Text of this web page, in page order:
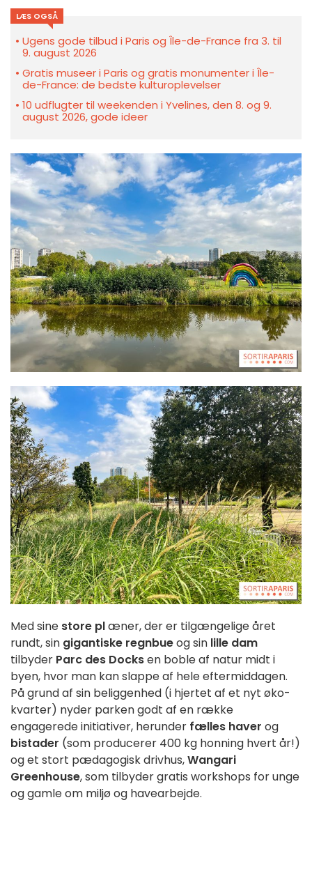
LÆS OGSÅ
Ugens gode tilbud i Paris og Île-de-France fra 3. til
9. august 2026
Gratis museer i Paris og gratis monumenter i Île-
de-France: de bedste kulturoplevelser
10 udflugter til weekenden i Yvelines, den 8. og 9.
august 2026, gode ideer
Med sine store plæner, der er tilgængelige året
rundt, sin gigantiske regnbueog sin lille dam
tilbyder Parc des Docksen boble af natur midt i
byen, hvor man kan slappe af hele eftermiddagen.
På grund af sin beliggenhed (i hjertet af et nyt øko-
kvarter) nyder parken godt af en række
engagerede initiativer, herunder fælles haver og
bistader (som producerer 400 kg honning hvert år!)
og et stort pædagogisk drivhus,Wangari
Greenhouse, som tilbyder gratis workshops for unge
og gamle om miljø og havearbejde.